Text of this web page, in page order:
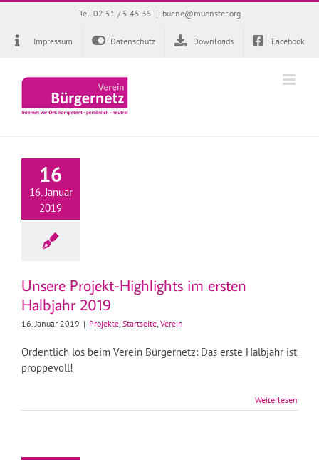
Zum
springen
Tel. 02 51 / 5 45 35 | buene@muenster.org
Impressum Datenschutz Downloads Facebook
16
16. Januar
2019
Unsere Projekt-Highlights im ersten
Halbjahr 2019
16. Januar 2019 | Projekte, Startseite, Verein
Ordentlich los beim Verein Bürgernetz: Das erste Halbjahr ist
proppevoll!
Weiterlesen